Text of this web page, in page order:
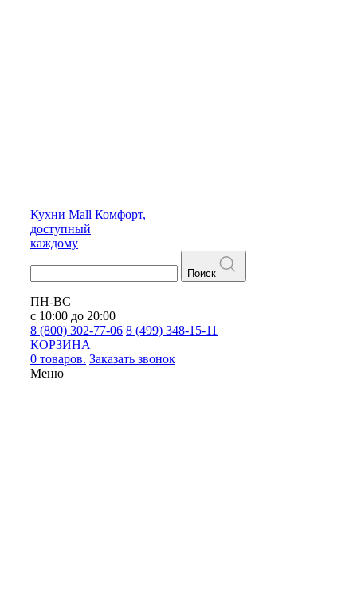
Кухни Mall Комфорт,
доступный
каждому
Поиск
ПН-ВС
с 10:00 до 20:00
8 (800) 302-77-06 8 (499) 348-15-11
КОРЗИНА
0 товаров. Заказать звонок
Меню